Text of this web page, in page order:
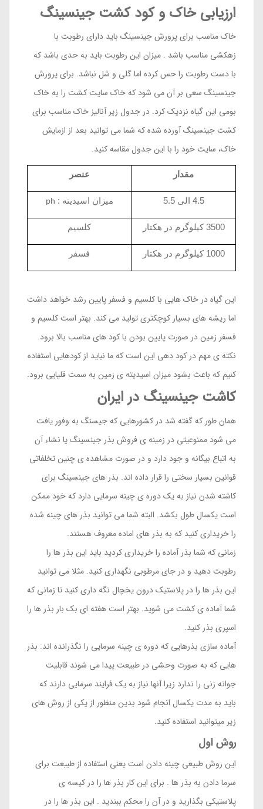
ارزیابی خاک و کود کشت جینسینگ
خاک مناسب برای پرورش جینسینگ باید دارای رطوبت با
زهکشی مناسب باشد . میزان این رطوبت باید به حدی باشد که
با دست رطوبت را حس کرده اما گلی و شل نباشد. برای پرورش
جینسینگ سعی بر آن می شود که خاک سایت کشت را به خاک
بومی این گیاه نزدیک کرد. در جدول زیر آنالیز خاک مناسب برای
کشت جینسینگ آورده شده که شما می توانید بعد از ازمایش
خاک، سایت خود را با این جدول مقاسه کنید.
مقدار عنصر
4.5 الی 5.5 میزان اسیدیته : ph
3500 کیلوگرم در هکتار کلسیم
1000 کیلوگرم در هکتار فسفر
این گیاه در خاک هایی با کلسیم و فسفر پایین رشد خواهد داشت
اما ریشه های بسیار کوچکتری تولید می کند. بهتر است کلسیم و
فسفر زمین در صورت پایین بودن با کود های مناسب بالا برود.
نکته ی مهم در کود دهی این است که ما نباید از کودهایی استفاده
کنیم که باعث بشود میزان اسیدیته ی زمین به سمت قلیایی برود.
کاشت جینسینگ در ایران
همان طور که گفته شد در کشورهایی که جیسنگ به وفور یافت
می شود ممنوعیتی در زمینه ی فروش بذر جینسینگ یا نشاء آن
به اتباع بیگانه و جود دارد و در صورت مشاهده ی چنین تخلفاتی
قوانین بسیار سختی را قرار داده اند. بذر های جینسینگ برای
کاشته شدن نیاز به یک دوره ی چینه سرمایی دارد که خود ممکن
است یکسال طول بکشد. البته شما می توانید بذر های چینه شده
را خریداری کنید که به بذر های اماده معروف هستند.
زمانی که شما بذر آماده را خریداری کردید باید این بذر ها را
رطوبت دهید و در جای مرطوبی نگهداری کنید. مثلا می توانید
این بذر ها را در پلاستیک درون یخچال نگه داری کنید تا زمانی که
شما آماده ی کشت می شوید. بهتر است هفته ای بک بار بذر ها را
اسپری بذر کنید.
آماده سازی بذرهایی که دوره ی چینه سرمایی را نگذرانده اند: بذر
هایی که به صورت وحشی در طبیعت پیدا می شوند قابلیت
جوانه زنی را ندارد زیرا آنها نیاز به یک فرایند سرمایی دارند که
باید به مدت یکسال انجام شود بدین منظور از یکی از روش های
زیر میتوانید استفاده کنید.
روش اول
این روش طبیعی چینه دادن است یعنی استفاده از طبیعت برای
سرما دادن به بذر ها . برای این کار بذر ها را در کیسه ی
پلاستیکی بگذارید و در آن را محکم ببندید . این بذر ها را در